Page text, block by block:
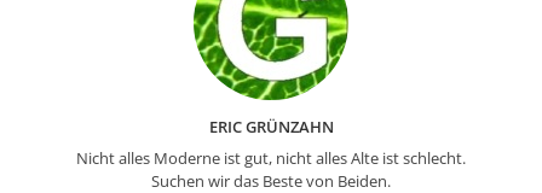
ERIC GRÜNZAHN
Nicht alles Moderne ist gut, nicht alles Alte ist schlecht.
Suchen wir das Beste von Beiden.